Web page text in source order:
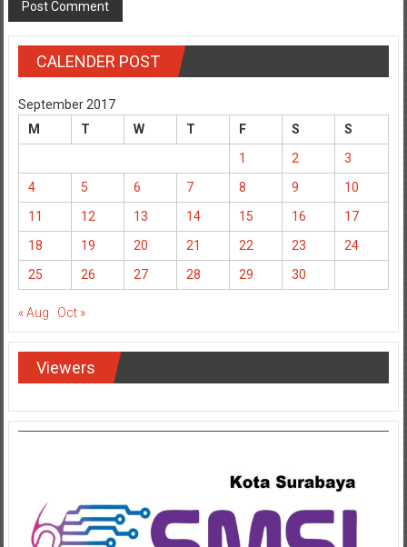
CALENDER POST
September 2017
M
T W T F S
S
1
2
3
4
5 6 7 8 9
10
11
12 13 14 15 16
17
18
19 20 21 22 23
24
25
26 27 28 29 30
« Aug Oct »
Viewers